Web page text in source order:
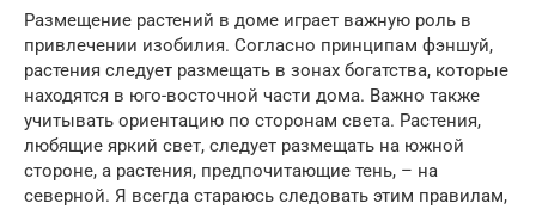
Размещение растений в доме играет важную роль в
привлечении изобилия. Согласно принципам фэншуй,
растения следует размещать в зонах богатства, которые
находятся в юго-восточной части дома. Важно также
учитывать ориентацию по сторонам света. Растения,
любящие яркий свет, следует размещать на южной
стороне, а растения, предпочитающие тень, – на
северной. Я всегда стараюсь следовать этим правилам,